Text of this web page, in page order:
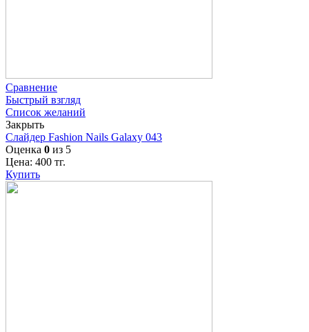
Сравнение
Быстрый взгляд
Список желаний
Закрыть
Слайдер Fashion Nails Galaxy 043
Оценка 0 из 5
Цена: 400 тг.
Купить